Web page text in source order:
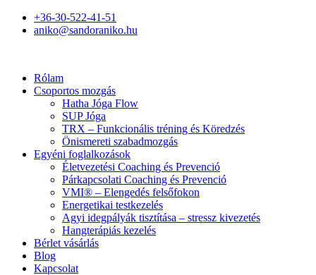
+36-30-522-41-51
aniko@sandoraniko.hu
Rólam
Csoportos mozgás
Hatha Jóga Flow
SUP Jóga
TRX – Funkcionális tréning és Köredzés
Önismereti szabadmozgás
Egyéni foglalkozások
Életvezetési Coaching és Prevenció
Párkapcsolati Coaching és Prevenció
VMI® – Elengedés felsőfokon
Energetikai testkezelés
Agyi idegpályák tisztítása – stressz kivezetés
Hangterápiás kezelés
Bérlet vásárlás
Blog
Kapcsolat